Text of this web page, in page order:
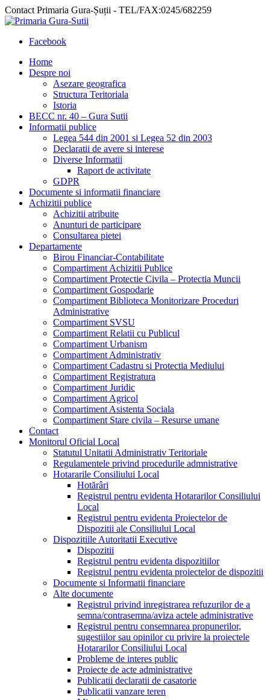
Contact Primaria Gura-Șuții - TEL/FAX:0245/682259
Facebook
Home
Despre noi
Asezare geografica
Structura Teritoriala
Istoria
BECC nr. 40 – Gura Sutii
Informatii publice
Legea 544 din 2001 si Legea 52 din 2003
Declaratii de avere si interese
Diverse Informatii
Raport de activitate
GDPR
Documente si informatii financiare
Achizitii publice
Achizitii atribuite
Anunturi de participare
Consultarea pietei
Departamente
Birou Financiar-Contabilitate
Compartiment Achizitii Publice
Compartiment Protectie Civila – Protectia Muncii
Compartiment Gospodarie
Compartiment Biblioteca Monitorizare Proceduri
Administrative
Compartiment SVSU
Compartiment Relatii cu Publicul
Compartiment Urbanism
Compartiment Administrativ
Compartiment Cadastru si Protectia Mediului
Compartiment Registratura
Compartiment Juridic
Compartiment Agricol
Compartiment Asistenta Sociala
Compartiment Stare civila – Resurse umane
Contact
Monitorul Oficial Local
Statutul Unitatii Administrativ Teritoriale
Regulamentele privind procedurile admnistrative
Hotararile Consiliului Local
Hotărâri
Registrul pentru evidenta Hotararilor Consiliului
Local
Registrul pentru evidenta Proiectelor de
Dispozitii ale Consiliului Local
Dispozitiile Autoritatii Executive
Dispozitii
Registrul pentru evidenta dispozitiilor
Registrul pentru evidenta proiectelor de dispozitii
Documente si Informatii financiare
Alte documente
Registrul privind inregistrarea refuzurilor de a
semna/contrasemna/aviza actele administrative
Registrul pentru consemnarea propunerilor,
sugestiilor sau opinilor cu privire la proiectele
Hotararilor Consiliului Local
Probleme de interes public
Proiecte de acte administrative
Publicatii declaratii de casatorie
Publicatii vanzare teren